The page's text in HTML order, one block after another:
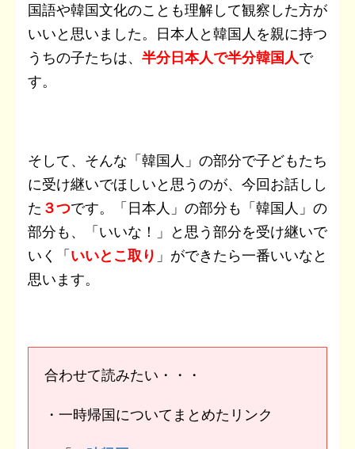
国語や韓国文化のことも理解して観察した方が
いいと思いました。日本人と韓国人を親に持つ
うちの子たちは、 半分日本人で半分韓国人で
す。
そして、そんな「韓国人」の部分で子どもたち
に受け継いでほしいと思うのが、今回お話しし
た ３つです。「日本人」の部分も「韓国人」の
部分も、「いいな！」と思う部分を受け継いで
いく「 いいとこ取り 」ができたら一番いいなと
思います。
合わせて読みたい・・・
・一時帰国についてまとめたリンク